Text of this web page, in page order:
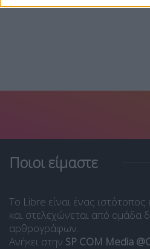
Ποιοι είμαστε
Το Libre είναι ένας
και στελεχώνεται από ομάδα
αρθρογράφων.
Ανήκει στην SP COM Media